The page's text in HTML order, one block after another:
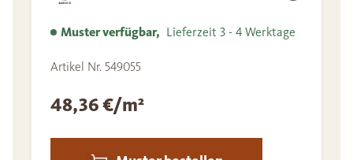
Muster verfügbar, Lieferzeit 3 - 4 Werktage
Artikel Nr. 549055
48,36 €/m²